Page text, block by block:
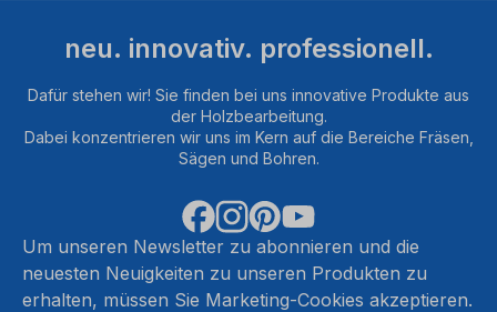
neu. innovativ. professionell.
Dafür stehen wir! Sie finden bei uns innovative Produkte aus
der Holzbearbeitung.
Dabei konzentrieren wir uns im Kern auf die Bereiche Fräsen,
Sägen und Bohren.
Um unseren Newsletter zu abonnieren und die
neuesten Neuigkeiten zu unseren Produkten zu
erhalten, müssen Sie Marketing-Cookies akzeptieren.